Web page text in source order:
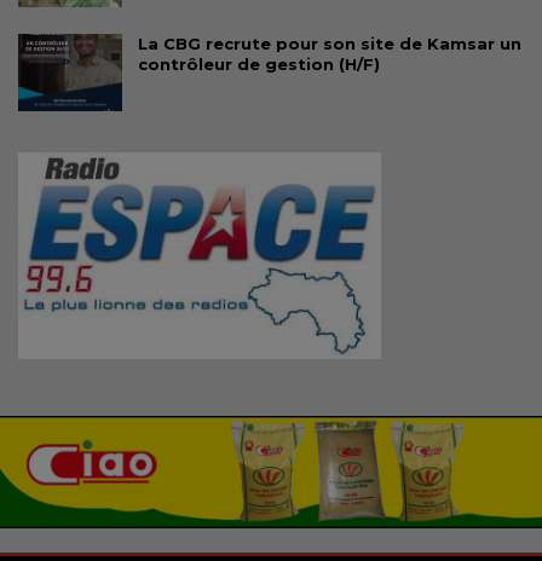
La CBG recrute pour son site de Kamsar un
contrôleur de gestion (H/F)